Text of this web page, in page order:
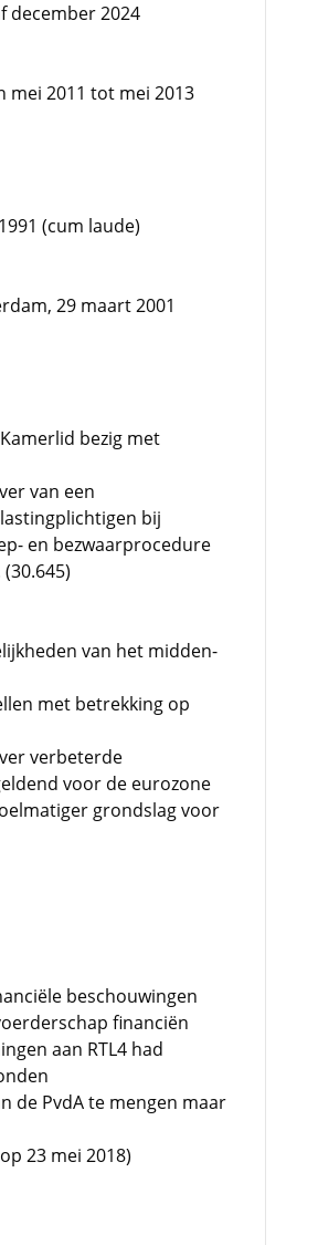
december 2024
mei 2011 tot mei 2013
(cum laude)
29 maart 2001
bezig met
van een
bij
en bezwaarprocedure
van het midden-
met betrekking op
verbeterde
voor de eurozone
grondslag voor
beschouwingen
financiën
aan RTL4 had
de PvdA te mengen maar
23 mei 2018)